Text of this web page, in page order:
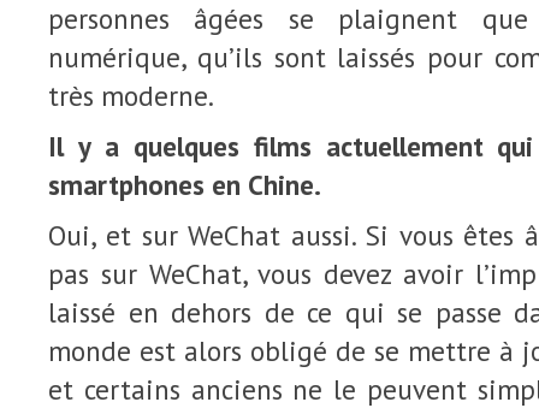
personnes âgées se plaignent
numérique, qu’ils sont laissés pour
très moderne.
Il y a quelques films actuellement
smartphones en Chine.
Oui, et sur WeChat aussi. Si vous êtes
pas sur WeChat, vous devez avoir
laissé en dehors de ce qui se passe
monde est alors obligé de se mettre à
et certains anciens ne le peuvent